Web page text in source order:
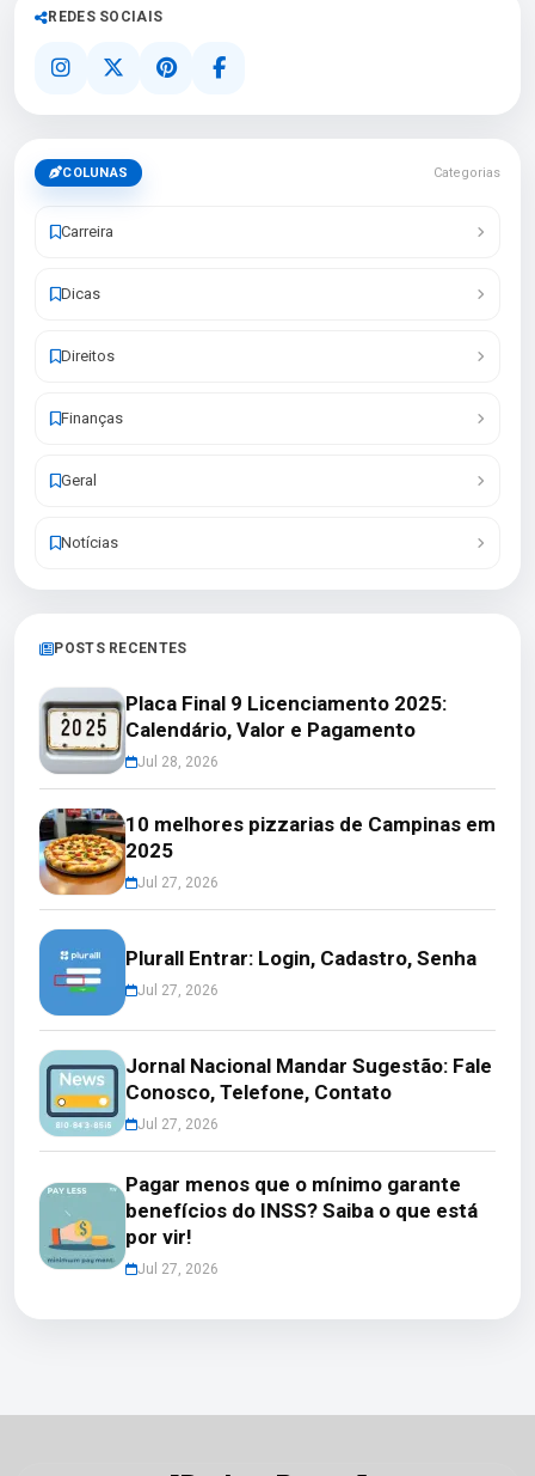
REDES SOCIAIS
COLUNAS Categorias
Carreira
Dicas
Direitos
Finanças
Geral
Notícias
POSTS RECENTES
Placa Final 9 Licenciamento 2025:
Calendário, Valor e Pagamento
Jul 28, 2026
10 melhores pizzarias de Campinas em
2025
Jul 27, 2026
Plurall Entrar: Login, Cadastro, Senha
Jul 27, 2026
Jornal Nacional Mandar Sugestão: Fale
Conosco, Telefone, Contato
Jul 27, 2026
Pagar menos que o mínimo garante
benefícios do INSS? Saiba o que está
por vir!
Jul 27, 2026